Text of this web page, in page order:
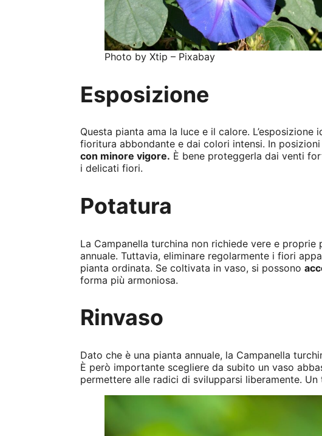
Photo by Xtip – Pixabay
Esposizione
Questa pianta ama la luce e il calore.
fioritura abbondante e dai colori intensi. In
con minore vigore. È bene proteggerla dai venti
i delicati fiori.
Potatura
La Campanella turchina non richiede vere e
annuale. Tuttavia, eliminare regolarmente i fiori
pianta ordinata. Se coltivata in vaso, si possono
forma più armoniosa.
Rinvaso
Dato che è una pianta annuale, la Campanella
È però importante scegliere da subito un vaso
permettere alle radici di svilupparsi liberamente.